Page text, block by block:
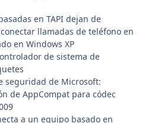
en TAPI dejan de
llamadas de teléfono en
en Windows XP
de sistema de
seguridad de Microsoft:
de AppCompat para códec
a un equipo basado en